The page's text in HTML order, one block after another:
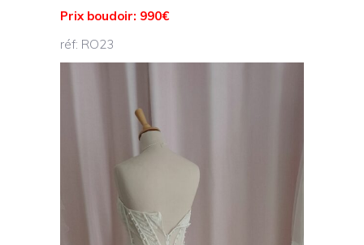
Prix boudoir: 990€
réf: RO23